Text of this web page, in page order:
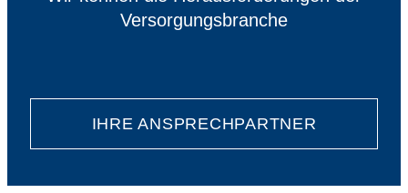
Versorgungsbranche
IHRE ANSPRECHPARTNER